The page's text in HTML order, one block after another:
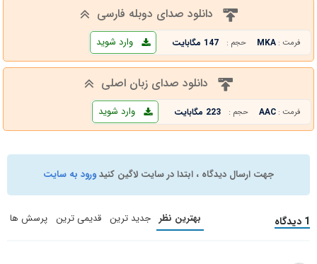
دانلود صدای دوبله فارسی
فرمت : MKA حجم : 147 مگابایت وارد شوید
دانلود صدای زبان اصلی
فرمت : AAC حجم : 223 مگابایت وارد شوید
جهت ارسال دیدگاه ، ابتدا در سایت لاگین کنیدورود به سایت
1 دیدگاه بهترین نظر جدید ترین قدیمی ترین پرسش ها